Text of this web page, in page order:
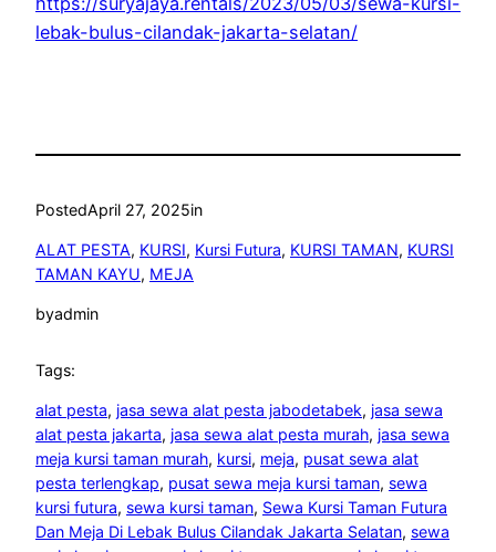
lebak-bulus-cilandak-jakarta-selatan/
PostedApril 27, 2025in
ALAT PESTA, KURSI, Kursi Futura, KURSI TAMAN, KURSI
TAMAN KAYU, MEJA
byadmin
Tags:
alat pesta, jasa sewa alat pesta jabodetabek, jasa sewa
alat pesta jakarta, jasa sewa alat pesta murah, jasa sewa
meja kursi taman murah, kursi, meja, pusat sewa alat
pesta terlengkap, pusat sewa meja kursi taman, sewa
kursi futura, sewa kursi taman, Sewa Kursi Taman Futura
Dan Meja Di Lebak Bulus Cilandak Jakarta Selatan, sewa